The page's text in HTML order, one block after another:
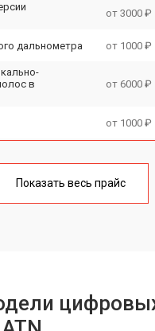
от 3000 ₽
дальнометра от 1000 ₽
в
от 6000 ₽
от 1000 ₽
с улучшением
от 1500 ₽
Показать весь прайс